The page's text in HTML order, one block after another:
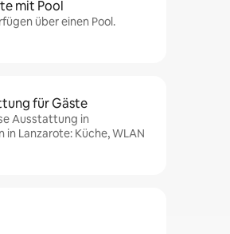
mit Pool
über einen Pool.
für Gäste
Ausstattung in
Lanzarote: Küche, WLAN